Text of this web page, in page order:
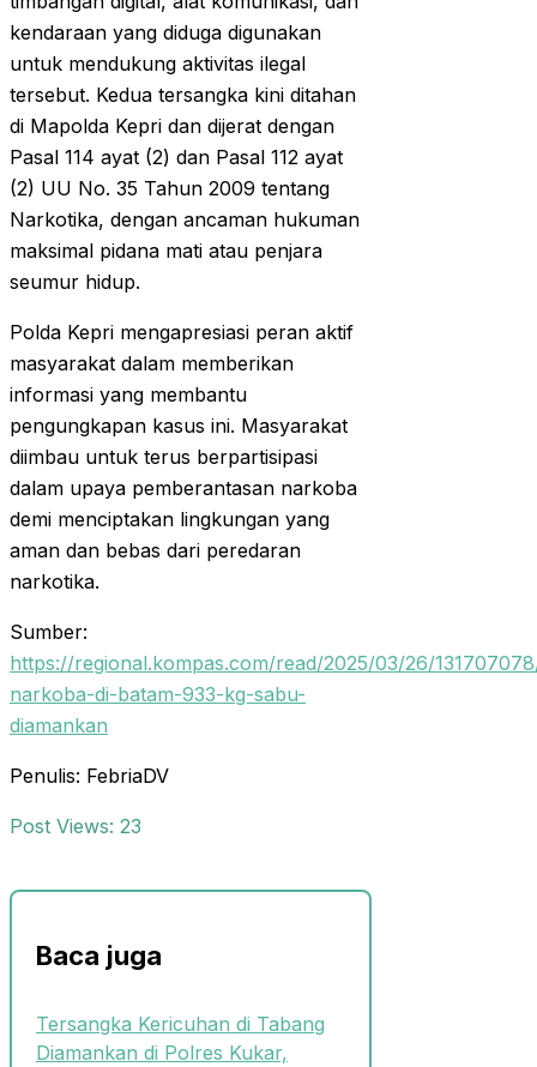
kendaraan yang diduga digunakan
untuk mendukung aktivitas ilegal
tersebut. Kedua tersangka kini ditahan
di Mapolda Kepri dan dijerat dengan
Pasal 114 ayat (2) dan Pasal 112 ayat
(2) UU No. 35 Tahun 2009 tentang
Narkotika, dengan ancaman hukuman
maksimal pidana mati atau penjara
seumur hidup.
Polda Kepri mengapresiasi peran aktif
masyarakat dalam memberikan
informasi yang membantu
pengungkapan kasus ini. Masyarakat
diimbau untuk terus berpartisipasi
dalam upaya pemberantasan narkoba
demi menciptakan lingkungan yang
aman dan bebas dari peredaran
narkotika.
Sumber:
https://regional.kompas.com/read/2025/03/26/
narkoba-di-batam-933-kg-sabu-
diamankan
Penulis: FebriaDV
Post Views: 23
Baca juga
Tersangka Kericuhan di Tabang
Diamankan di Polres Kukar,